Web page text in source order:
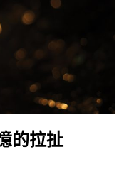
的拉扯